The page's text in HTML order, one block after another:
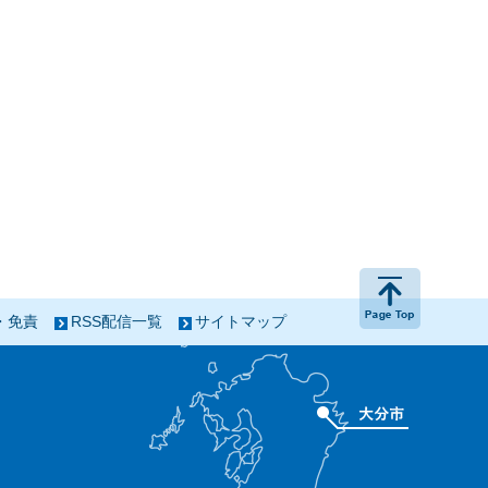
免責 RSS配信一覧 サイトマップ